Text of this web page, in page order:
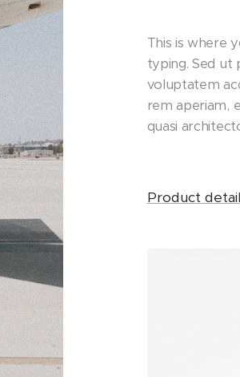
This is where
typing. Sed ut
voluptatem
rem aperiam,
quasi
Product detail